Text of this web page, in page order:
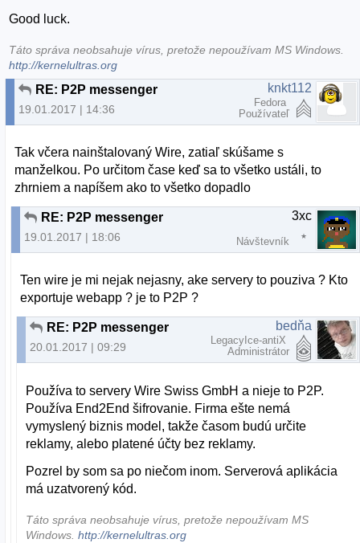
Good luck.
Táto správa neobsahuje vírus, pretože nepoužívam MS Windows.
http://kernelultras.org
RE: P2P messenger
19.01.2017 | 14:36
knkt112
Fedora
Používateľ
Tak včera nainštalovaný Wire, zatiaľ skúšame s
manželkou. Po určitom čase keď sa to všetko ustáli, to
zhrniem a napíšem ako to všetko dopadlo
RE: P2P messenger
19.01.2017 | 18:06
3xc
Návštevník
Ten wire je mi nejak nejasny, ake servery to pouziva ? Kto
exportuje webapp ? je to P2P ?
RE: P2P messenger
20.01.2017 | 09:29
bedňa
LegacyIce-antiX
Administrátor
Používa to servery Wire Swiss GmbH a nieje to P2P.
Používa End2End šifrovanie. Firma ešte nemá
vymyslený biznis model, takže časom budú určite
reklamy, alebo platené účty bez reklamy.
Pozrel by som sa po niečom inom. Serverová aplikácia
má uzatvorený kód.
Táto správa neobsahuje vírus, pretože nepoužívam MS
Windows.http://kernelultras.org